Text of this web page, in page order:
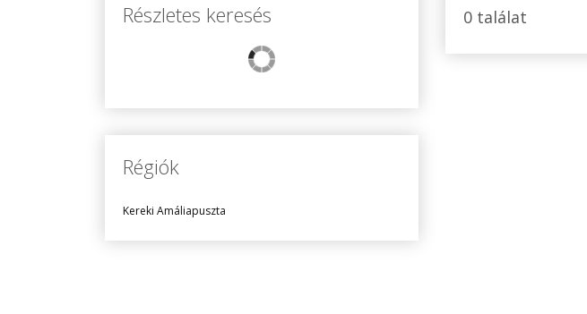
Részletes keresés
Régiók
Kereki Amáliapuszta
0 találat